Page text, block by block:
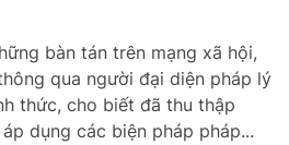
bàn tán trên mạng xã hội,
qua người đại diện pháp lý
thức, cho biết đã thu thập
dụng các biện pháp pháp...